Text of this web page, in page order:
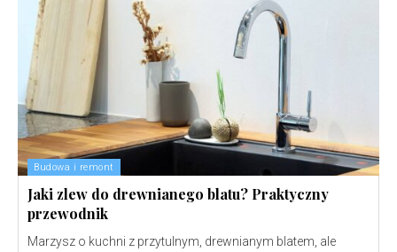
Budowa i remont
Jaki zlew do drewnianego blatu? Praktyczny
przewodnik
Marzysz o kuchni z przytulnym, drewnianym blatem, ale